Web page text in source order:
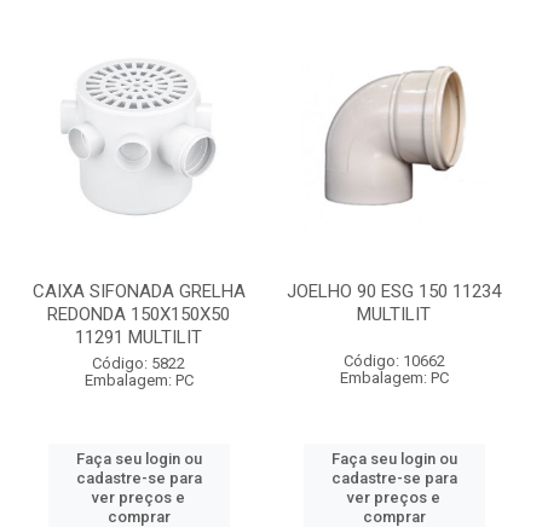
CAIXA SIFONADA GRELHA
REDONDA 150X150X50
11291 MULTILIT
Código: 5822
Embalagem: PC
Faça seu login ou
cadastre-se para
ver preços e
comprar
JOELHO 90 ESG 150 11234
MULTILIT
Código: 10662
Embalagem: PC
Faça seu login ou
cadastre-se para
ver preços e
comprar